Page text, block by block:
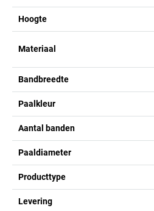
Hoogte
Materiaal
Bandbreedte
Paalkleur
Aantal banden
Paaldiameter
Producttype
Levering